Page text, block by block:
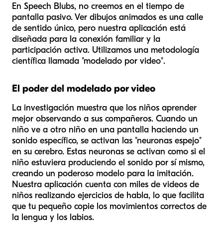
En Speech Blubs, no creemos en el tiempo de
pantalla pasivo. Ver dibujos animados es una calle
de sentido único, pero nuestra aplicación está
diseñada para la conexión familiar y la
participación activa. Utilizamos una metodología
científica llamada "modelado por video".
El poder del modelado por video
La investigación muestra que los niños aprender
mejor observando a sus compañeros. Cuando un
niño ve a otro niño en una pantalla haciendo un
sonido específico, se activan las "neuronas espejo"
en su cerebro. Estas neuronas se activan como si el
niño estuviera produciendo el sonido por sí mismo,
creando un poderoso modelo para la imitación.
Nuestra aplicación cuenta con miles de videos de
niños realizando ejercicios de habla, lo que facilita
que tu pequeño copie los movimientos correctos de
la lengua y los labios.